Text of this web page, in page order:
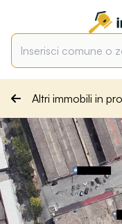
Altri immobili in